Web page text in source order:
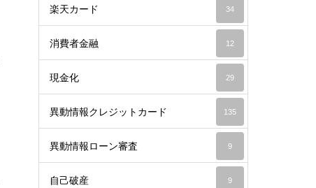
楽天カード 34
消費者金融 12
現金化 29
異動情報クレジットカード 135
異動情報ローン審査 9
自己破産 9